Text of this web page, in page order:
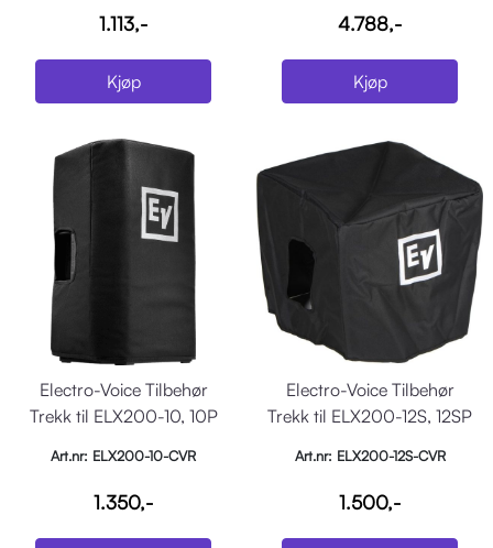
1.113,-
Kjøp
4.788,-
Kjøp
Electro-Voice Tilbehør
Trekk til ELX200-10, 10P
Art.nr: ELX200-10-CVR
1.350,-
Electro-Voice Tilbehør
Trekk til ELX200-12S, 12SP
Art.nr: ELX200-12S-CVR
1.500,-